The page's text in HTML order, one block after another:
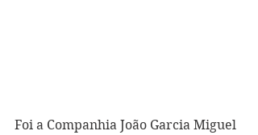
Foi a Companhia João Garcia Miguel